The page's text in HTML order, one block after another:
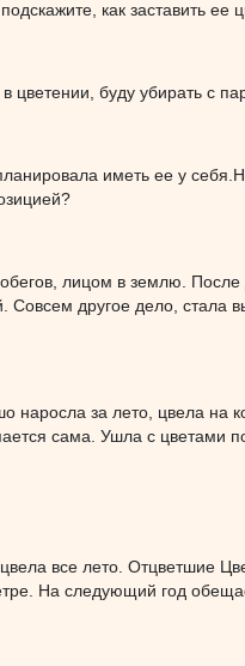
как заставить ее
цветении, буду убирать с
иметь ее у
лицом в землю.
другое дело, стала
наросла за лето, цвела на
сама. Ушла с цветами
все лето. Отцветшие
На следующий год